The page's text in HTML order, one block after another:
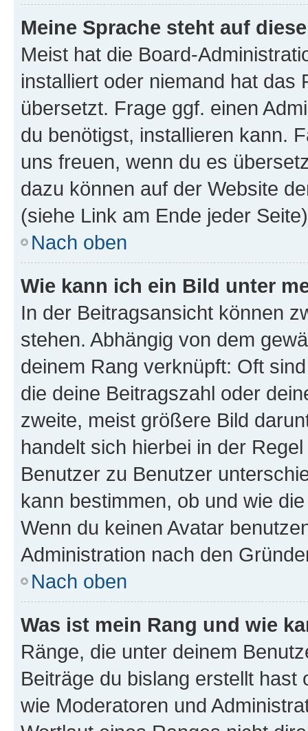
Meine Sprache steht auf
Meist hat die Board-
installiert oder niemand hat das
übersetzt. Frage ggf. einen
du benötigst, installieren kann.
uns freuen, wenn du es
dazu können auf der Website
(siehe Link am Ende jeder
Nach oben
Wie kann ich ein Bild unter
In der Beitragsansicht können
stehen. Abhängig von dem
deinem Rang verknüpft: Oft
die deine Beitragszahl oder
zweite, meist größere Bild
handelt sich hierbei in der
Benutzer zu Benutzer
kann bestimmen, ob und wie
Wenn du keinen Avatar
Administration nach den
Nach oben
Was ist mein Rang und wie
Ränge, die unter deinem
Beiträge du bislang erstellt
wie Moderatoren und